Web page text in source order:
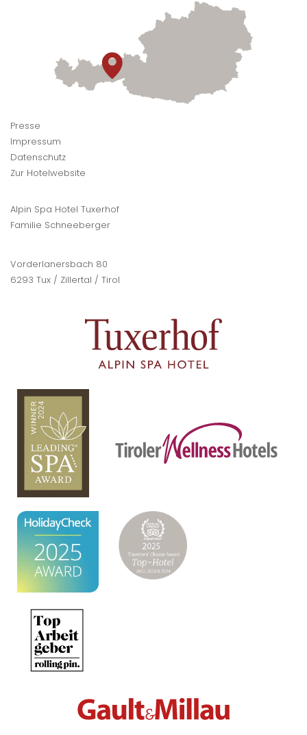
Alpin Spa Hotel Tuxerhof
Familie Schneeberger
Vorderlanersbach 80
6293 Tux / Zillertal / Tirol
Presse
Impressum
Datenschutz
Zur Hotelwebsite